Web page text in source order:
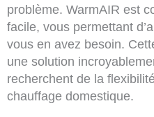
problème. WarmAIR est
facile, vous permettant
vous en avez besoin.
une solution
recherchent de la
chauffage domestique.